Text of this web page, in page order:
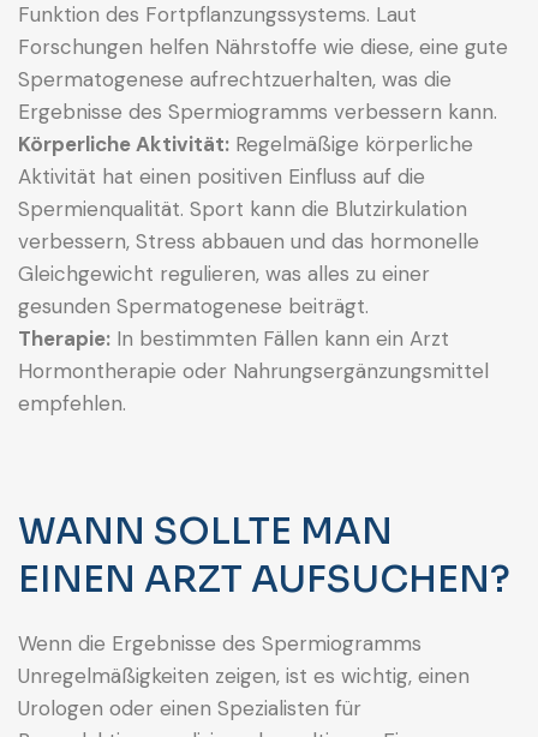
Funktion des Fortpflanzungssystems. Laut
Forschungen helfen Nährstoffe wie diese, eine gute
Spermatogenese aufrechtzuerhalten, was die
Ergebnisse des Spermiogramms verbessern kann.
Körperliche Aktivität: Regelmäßige körperliche
Aktivität hat einen positiven Einfluss auf die
Spermienqualität. Sport kann die Blutzirkulation
verbessern, Stress abbauen und das hormonelle
Gleichgewicht regulieren, was alles zu einer
gesunden Spermatogenese beiträgt.
Therapie: In bestimmten Fällen kann ein Arzt
Hormontherapie oder Nahrungsergänzungsmittel
empfehlen.
WANN SOLLTE MAN
EINEN ARZT AUFSUCHEN?
Wenn die Ergebnisse des Spermiogramms
Unregelmäßigkeiten zeigen, ist es wichtig, einen
Urologen oder einen Spezialisten für